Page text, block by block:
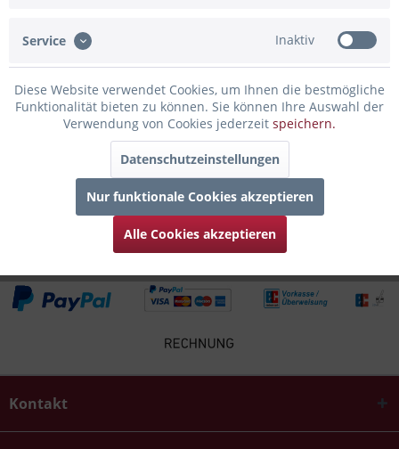
Bewertungen lesen, schreiben und diskutieren...mehr
Infos zum Hersteller
Folgende Infos zum Hersteller sind verfübar......
4
Kontakt
Service Inaktiv
Diese Website verwendet Cookies, um Ihnen die bestmögliche
Funktionalität bieten zu können. Sie können Ihre Auswahl der
Verwendung von Cookies jederzeit speichern.
Datenschutzeinstellungen
Nur funktionale Cookies akzeptieren
Alle Cookies akzeptieren